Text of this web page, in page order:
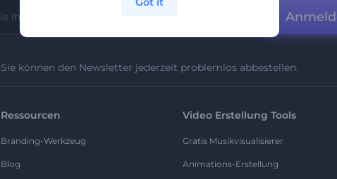
Sie können den Newsletter jederzeit problemlos abbestellen.
Ressourcen
Branding-Werkzeug
Blog
Video Erstellung Tools
Gratis Musikvisualisierer
Animations-Erstellung